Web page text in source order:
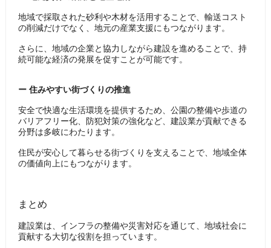
地域で採取された砂利や木材を活用することで、輸送コスト
の削減だけでなく、地元の産業支援にもつながります。
さらに、地域の企業と協力しながら建設を進めることで、持
続可能な経済の発展を促すことが可能です。
ー 住みやすい街づくりの推進
安全で快適な生活環境を提供するため、公園の整備や歩道の
バリアフリー化、防犯対策の強化など、建設業が貢献できる
分野は多岐にわたります。
住民が安心して暮らせる街づくりを支えることで、地域全体
の価値向上にもつながります。
まとめ
建設業は、インフラの整備や災害対応を通じて、地域社会に
貢献する大切な役割を担っています。